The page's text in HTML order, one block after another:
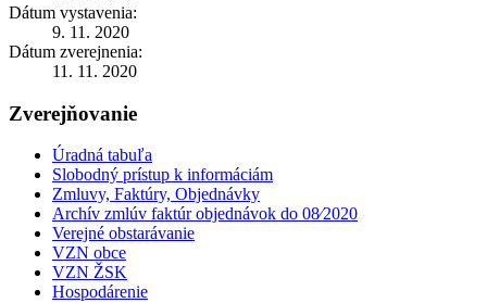
Dátum vystavenia:
9. 11. 2020
Dátum zverejnenia:
11. 11. 2020
Zverejňovanie
Úradná tabuľa
Slobodný prístup k informáciám
Zmluvy, Faktúry, Objednávky
Archív zmlúv faktúr objednávok do 08⁄2020
Verejné obstarávanie
VZN obce
VZN ŽSK
Hospodárenie